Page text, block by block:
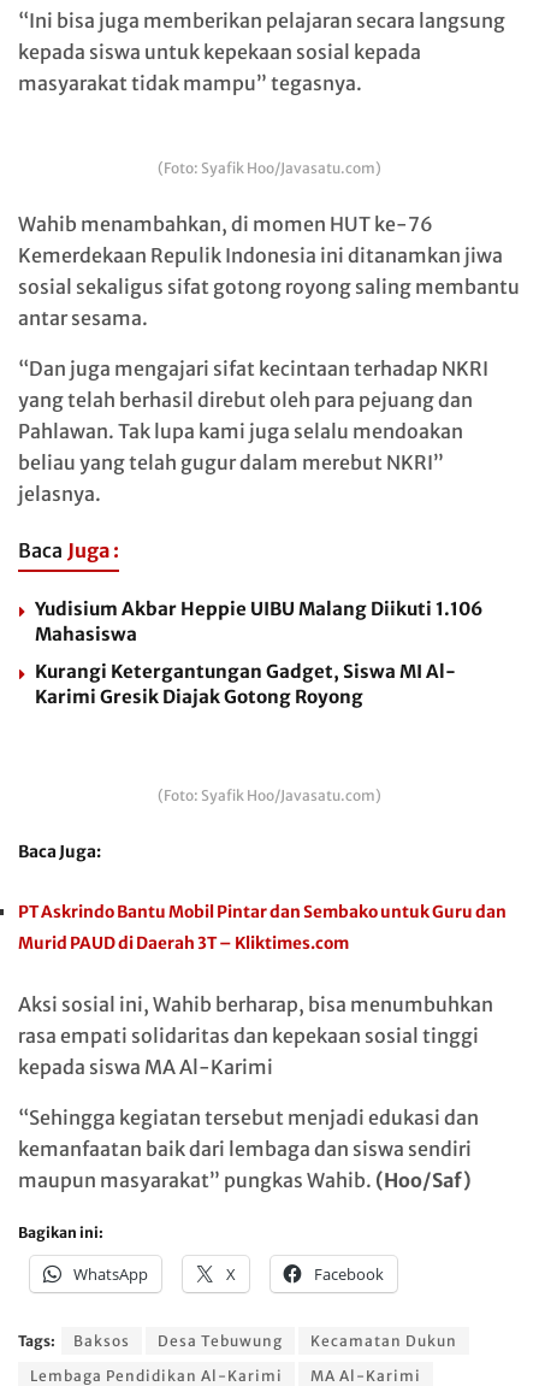
“Ini bisa juga memberikan pelajaran secara langsung
kepada siswa untuk kepekaan sosial kepada
masyarakat tidak mampu” tegasnya.
(Foto: Syafik Hoo/Javasatu.com)
Wahib menambahkan, di momen HUT ke-76
Kemerdekaan Repulik Indonesia ini ditanamkan jiwa
sosial sekaligus sifat gotong royong saling membantu
antar sesama.
“Dan juga mengajari sifat kecintaan terhadap NKRI
yang telah berhasil direbut oleh para pejuang dan
Pahlawan. Tak lupa kami juga selalu mendoakan
beliau yang telah gugur dalam merebut NKRI”
jelasnya.
Baca Juga :
Yudisium Akbar Heppie UIBU Malang Diikuti 1.106
Mahasiswa
Kurangi Ketergantungan Gadget, Siswa MI Al-
Karimi Gresik Diajak Gotong Royong
(Foto: Syafik Hoo/Javasatu.com)
Baca Juga:
PT Askrindo Bantu Mobil Pintar dan Sembako untuk Guru dan
Murid PAUD di Daerah 3T – Kliktimes.com
Aksi sosial ini, Wahib berharap, bisa menumbuhkan
rasa empati solidaritas dan kepekaan sosial tinggi
kepada siswa MA Al-Karimi
“Sehingga kegiatan tersebut menjadi edukasi dan
kemanfaatan baik dari lembaga dan siswa sendiri
maupun masyarakat” pungkas Wahib. (Hoo/Saf)
Bagikan ini:
WhatsApp X Facebook
Tags: Baksos Desa Tebuwung
Kecamatan Dukun
Lembaga Pendidikan Al-Karimi
MA Al-Karimi